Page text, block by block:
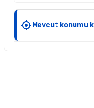
Mevcut konumu